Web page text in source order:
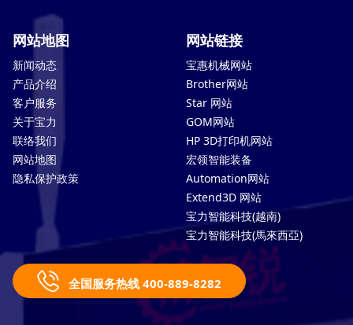
网站地图
新闻动态
产品介绍
客户服务
关于宝力
联络我们
网站地图
隐私保护政策
网站链接
宝惠机械网站
Brother网站
Star 网站
GOM网站
HP 3D打印机网站
宏领智能装备
Automation网站
Extend3D 网站
宝力智能科技(越南)
宝力智能科技(馬來西亞)
全国服务热线 400-889-8282